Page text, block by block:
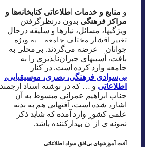
و منابع و خدمات اطلاعاتی کتابخانه‌ها و
مراکز فرهنگی بدون درنظرگرفتن
ویژگیها، مسائل، نیازها و سلیقه درحال
تغییر اقشار مختلف جامعه – به ویژه
جوانان – عرضه می‌گردند. بی‌محلی به
بافت، آسیبهای جبران‌ناپذیری را به
جامعه وارد کرده است. در کنار
بی‌سوادی فرهنگی، بصری، موسیقیایی،
اطلاعاتی و … که در نوشته استاد ارجمند
جناب ابراهیم عمرانی مبسوط به آن
اشاره شده است، آفتهایی هم به بدنه
علمی کشور وارد آمده که شاید ذکر
نمونه‌ای از آن بیدارکننده باشد.
آفت آموزشهای بی‌افق سواد اطلاعاتی